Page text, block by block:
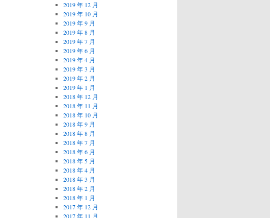
2019 年 12 月
2019 年 10 月
2019 年 9 月
2019 年 8 月
2019 年 7 月
2019 年 6 月
2019 年 4 月
2019 年 3 月
2019 年 2 月
2019 年 1 月
2018 年 12 月
2018 年 11 月
2018 年 10 月
2018 年 9 月
2018 年 8 月
2018 年 7 月
2018 年 6 月
2018 年 5 月
2018 年 4 月
2018 年 3 月
2018 年 2 月
2018 年 1 月
2017 年 12 月
2017 年 11 月